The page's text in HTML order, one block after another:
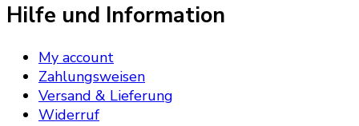
Hilfe und Information
My account
Zahlungsweisen
Versand & Lieferung
Widerruf